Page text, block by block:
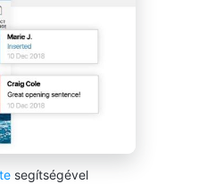
segítségével